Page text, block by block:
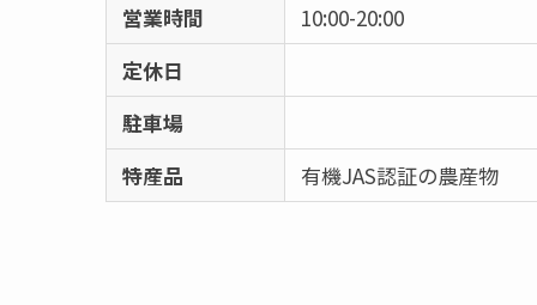
営業時間
10:00-20:00
定休日
駐車場
特産品
有機JAS認証の農産物